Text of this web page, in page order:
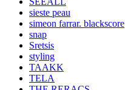
sieste peau
simeon farrar. blackscore
snap
Sretsis
styling
TAAKK
TELA